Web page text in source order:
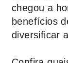
chegou a
benefícios
diversificar